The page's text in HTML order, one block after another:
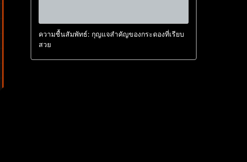
ความชื้นสัมพัทธ์: กุญแจสำคัญของกระดองที่เรียบ
สวย